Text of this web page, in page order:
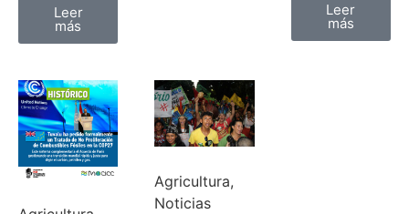
Leer
más
Leer
más
Agricultura,
Noticias